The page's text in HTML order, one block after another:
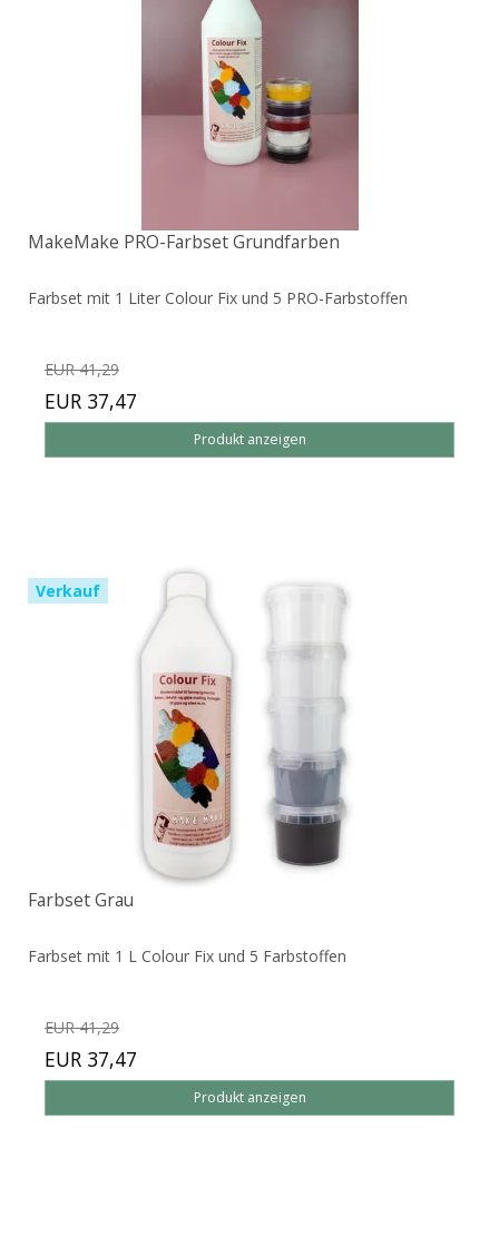
MakeMake PRO-Farbset Grundfarben
Farbset mit 1 Liter Colour Fix und 5 PRO-Farbstoffen
EUR 41,29
EUR 37,47
Produkt anzeigen
Verkauf
Farbset Grau
Farbset mit 1 L Colour Fix und 5 Farbstoffen
EUR 41,29
EUR 37,47
Produkt anzeigen